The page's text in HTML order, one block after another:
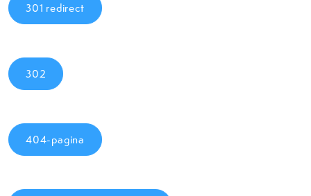
301 redirect
302
404-pagina